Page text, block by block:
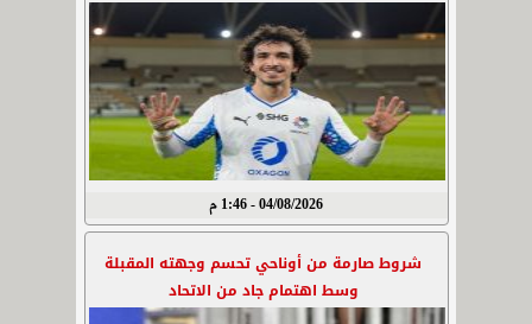
04/08/2026 - 1:46 م
شروط صارمة من أوناحي تحسم وجهته المقبلة
وسط اهتمام جاد من الاتحاد